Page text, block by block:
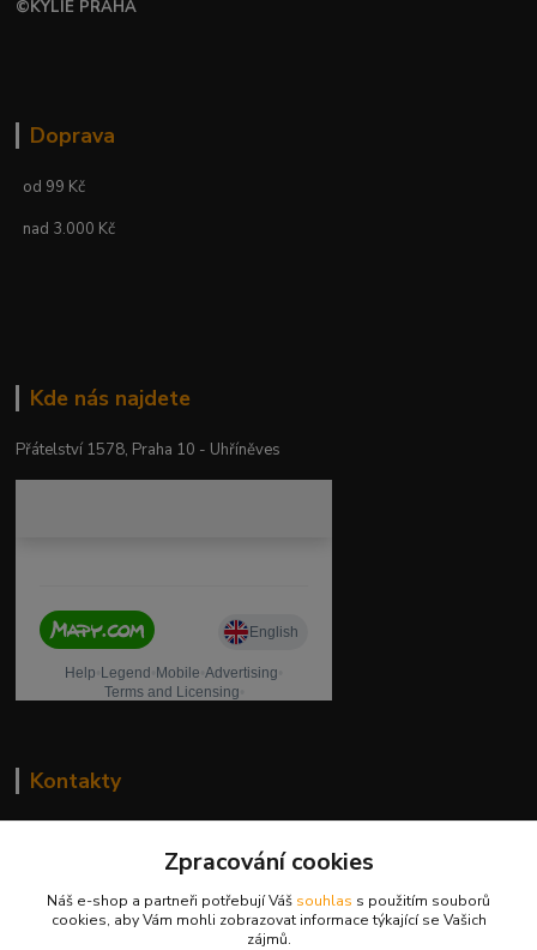
©KYLIE PRAHA
Doprava
od 99 Kč
nad 3.000 Kč
Kde nás najdete
Přátelství 1578, Praha 10 - Uhříněves
Kontakty
739 001 068
PO - PÁ 8 - 17 hod.(mimo státní svátky)
Zpracování cookies
Náš e-shop a partneři potřebují Váš souhlas s použitím souborů
cookies, aby Vám mohli zobrazovat informace týkající se Vašich
zájmů.